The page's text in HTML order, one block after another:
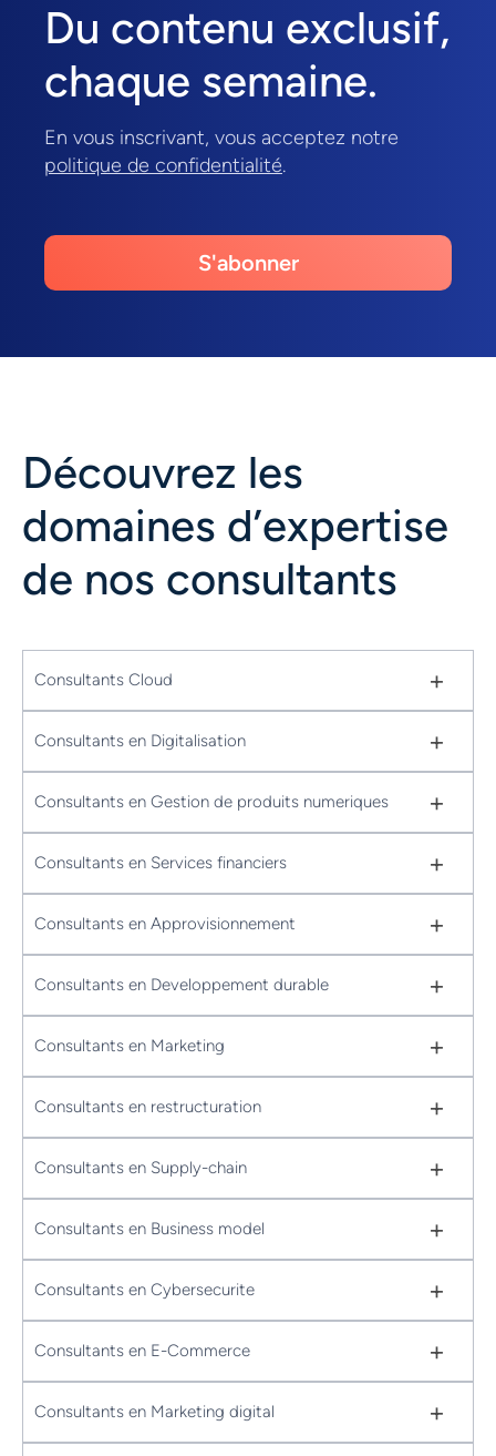
Du contenu exclusif,
chaque semaine.
En vous inscrivant, vous acceptez notre
politique de confidentialité.
S'abonner
Découvrez les
domaines d’expertise
de nos consultants
Consultants Cloud +
Consultants en Digitalisation +
Consultants en Gestion de produits numeriques +
Consultants en Services financiers +
Consultants en Approvisionnement +
Consultants en Developpement durable +
Consultants en Marketing +
Consultants en restructuration +
Consultants en Supply-chain +
Consultants en Business model +
Consultants en Cybersecurite +
Consultants en E-Commerce +
Consultants en Marketing digital +